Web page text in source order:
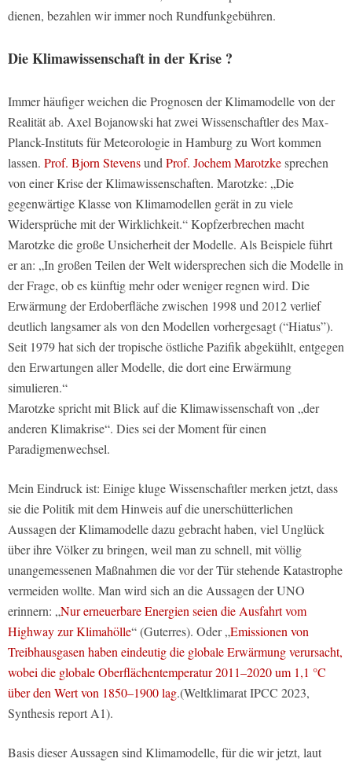
dienen, bezahlen wir immer noch Rundfunkgebühren.
Die Klimawissenschaft in der Krise ?
Immer häufiger weichen die Prognosen der Klimamodelle von der
Realität ab. Axel Bojanowski hat zwei Wissenschaftler des Max-
Planck-Instituts für Meteorologie in Hamburg zu Wort kommen
lassen. Prof. Bjorn StevensundProf. Jochem Marotzkesprechen
von einer Krise der Klimawissenschaften. Marotzke: „Die
gegenwärtige Klasse von Klimamodellen gerät in zu viele
Widersprüche mit der Wirklichkeit.“ Kopfzerbrechen macht
Marotzke die große Unsicherheit der Modelle. Als Beispiele führt
er an: „In großen Teilen der Welt widersprechen sich die Modelle in
der Frage, ob es künftig mehr oder weniger regnen wird. Die
Erwärmung der Erdoberfläche zwischen 1998 und 2012 verlief
deutlich langsamer als von den Modellen vorhergesagt (“Hiatus”).
Seit 1979 hat sich der tropische östliche Pazifik abgekühlt, entgegen
den Erwartungen aller Modelle, die dort eine Erwärmung
simulieren.“
Marotzke spricht mit Blick auf die Klimawissenschaft von „der
anderen Klimakrise“. Dies sei der Moment für einen
Paradigmenwechsel.
Mein Eindruck ist: Einige kluge Wissenschaftler merken jetzt, dass
sie die Politik mit dem Hinweis auf die unerschütterlichen
Aussagen der Klimamodelle dazu gebracht haben, viel Unglück
über ihre Völker zu bringen, weil man zu schnell, mit völlig
unangemessenen Maßnahmen die vor der Tür stehende Katastrophe
vermeiden wollte. Man wird sich an die Aussagen der UNO
erinnern: „Nur erneuerbare Energien seien die Ausfahrt vom
Highway zur Klimahölle“ (Guterres). Oder „Emissionen von
Treibhausgasen haben eindeutig die globale Erwärmung verursacht,
wobei die globale Oberflächentemperatur 2011–2020 um 1,1 °C
über den Wert von 1850–1900 lag.(Weltklimarat IPCC 2023,
Synthesis report A1).
Basis dieser Aussagen sind Klimamodelle, für die wir jetzt, laut